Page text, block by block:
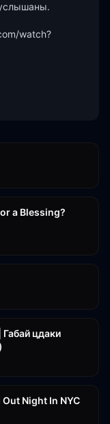
a Blessing?
цдаки
Night In NYC